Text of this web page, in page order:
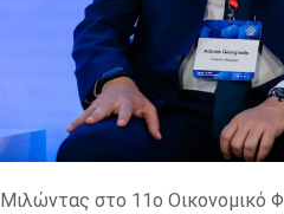
Μιλώντας στο 11o